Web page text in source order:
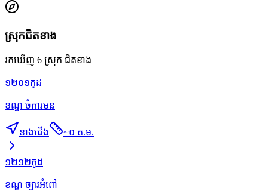
ស្រុកជិតខាង
រកឃើញ 6 ស្រុក ជិតខាង
១២០១កូដ
ខណ្ឌ ចំការមន
ខាងជើង ~០ គ.ម.
១២១២កូដ
ខណ្ឌ ច្បារអំពៅ